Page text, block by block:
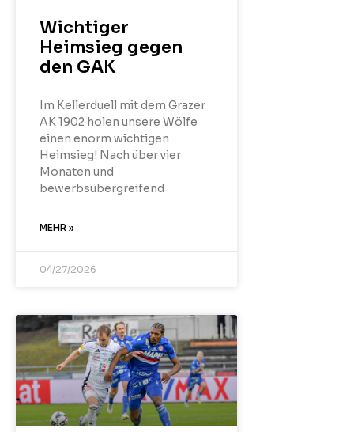
Wichtiger
Heimsieg gegen
den GAK
Im Kellerduell mit dem Grazer
AK 1902 holen unsere Wölfe
einen enorm wichtigen
Heimsieg! Nach über vier
Monaten und
bewerbsübergreifend
MEHR »
04/27/2026